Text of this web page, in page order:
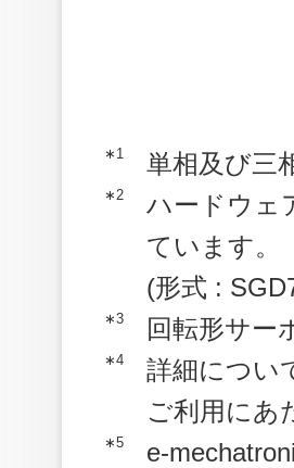
∗1 単相及び三
∗2
ハードウェ
ています。
(形式 :
∗3 回転形サー
∗4
詳細につい
ご利用にあ
∗5
e-